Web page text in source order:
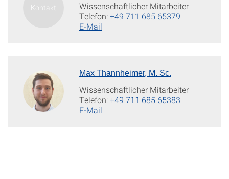
Wissenschaftlicher Mitarbeiter
Telefon:+49 711 685 65379
E-Mail
Max Thannheimer, M. Sc.
Wissenschaftlicher Mitarbeiter
Telefon:+49 711 685 65383
E-Mail